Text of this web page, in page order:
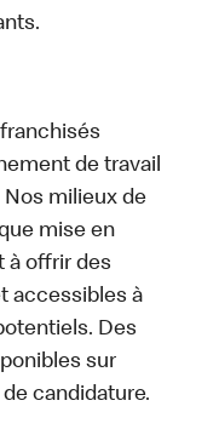
de travail
milieux de
mise en
à offrir des
accessibles à
Des
sur
candidature.